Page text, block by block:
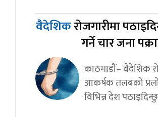
वैदेशिकरोजगारीमा
गर्ने चार जना
काठमाडौं– वैदेशिक
आकर्षक तलबको
विभिन्न देश पठाइदिन्छु